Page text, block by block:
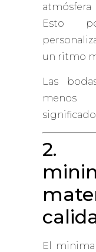
Esto
un ritmo
Las
menos
2.
El